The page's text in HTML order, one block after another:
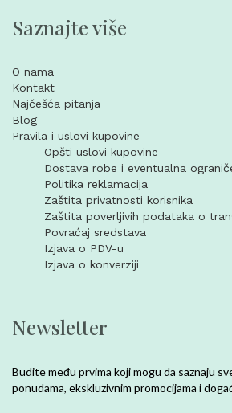
Saznajte više
O nama
Kontakt
Najčešća pitanja
Blog
Pravila i uslovi kupovine
Opšti uslovi kupovine
Dostava robe i eventualna
Politika reklamacija
Zaštita privatnosti korisnika
Zaštita poverljivih podataka o
Povraćaj sredstava
Izjava o PDV-u
Izjava o konverziji
Newsletter
Budite među prvima koji mogu da saznaju
ponudama, ekskluzivnim promocijama i